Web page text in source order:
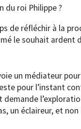
du roi Philippe ?
de réfléchir à la
le souhait ardent
un médiateur
pour l’instant
un éclaireur, et